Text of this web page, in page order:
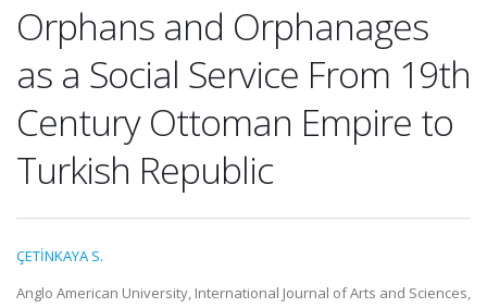
Orphans and Orphanages
as a Social Service From 19th
Century Ottoman Empire to
Turkish Republic
ÇETİNKAYA S.
Anglo American University, International Journal of Arts and Sciences,